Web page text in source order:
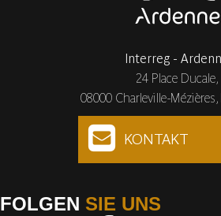
Interreg -
24 Place Ducale,
08000 Charleville-
KONTAKT
FOLGEN SIE UNS